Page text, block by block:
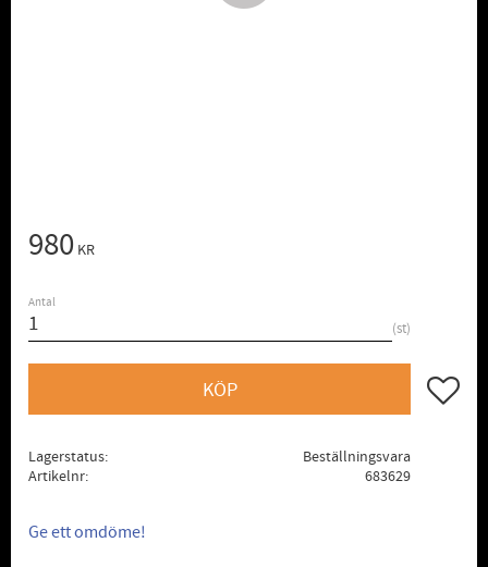
980 KR
Antal
st
KÖP Lägg
Lagerstatus
Beställningsvara
Artikelnr
683629
Ge ett omdöme!